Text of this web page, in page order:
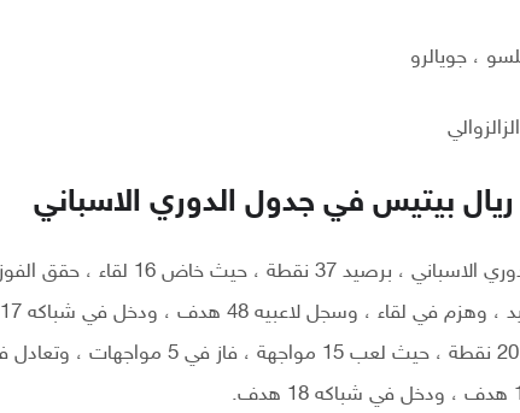
، جويالرو
بيتيس في جدول الدوري الاسباني